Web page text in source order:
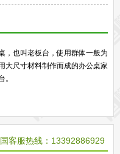
，也叫老板台，使用群体一般为
大尺寸材料制作而成的办公桌家
。
客服热线：13392886929